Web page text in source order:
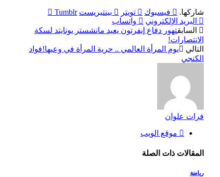
شاركها. فيسبوك تويتر بينتيريست Tumblr
البريد الإلكتروني
واتساب
السابقتهور دفاع إيفرتون يعيد مانشستر يونايتد لسكة
الانتصارات!
التالي
يوم المرأة العالمي .. حرية المرأة في وعيها!فواد
الكنجي
فرات علوان
موقع الويب
المقالاتذات الصلة
رياضة